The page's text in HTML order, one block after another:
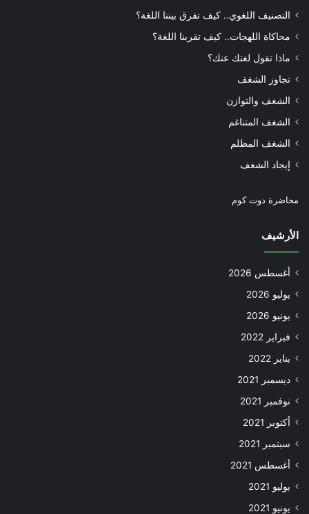
التصنيف اللغوي.. كيف تفرق بيننا اللغة؟
محاكاة اللهجات.. كيف تقربنا اللغة؟
ماذا تقول لغتك عنك؟
تجاوز الشغف
الشغف والتوازن
الشغف المتناغم
الشغف المظلم
إيجاد الشغف
محاضرة دوت كوم
الأرشيف
أغسطس 2026
يوليو 2026
يونيو 2026
فبراير 2022
يناير 2022
ديسمبر 2021
نوفمبر 2021
أكتوبر 2021
سبتمبر 2021
أغسطس 2021
يوليو 2021
يونيو 2021